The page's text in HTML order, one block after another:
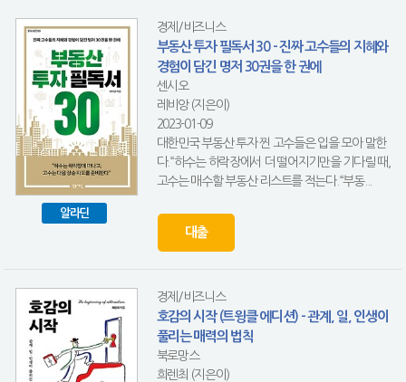
알라딘
경제/비즈니스
부동산 투자 필독서 30 - 진짜 고수들의 지혜와
경험이 담긴 명저 30권을 한 권에
센시오
레비앙 (지은이)
2023-01-09
대한민국 부동산 투자 찐 고수들은 입을 모아 말한
다.“하수는 하락장에서 더 떨어지기만을 기다릴 때,
고수는 매수할 부동산 리스트를 적는다.“부동...
대출
경제/비즈니스
호감의 시작 (트윙클 에디션) - 관계, 일, 인생이
풀리는 매력의 법칙
북로망스
희렌최 (지은이)